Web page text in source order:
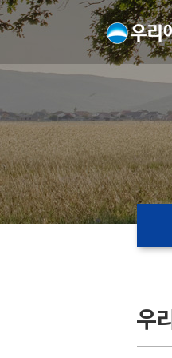
우리